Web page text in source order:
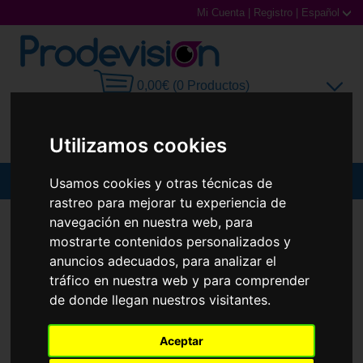
Utilizamos cookies
Usamos cookies y otras técnicas de
rastreo para mejorar tu experiencia de
navegación en nuestra web, para
mostrarte contenidos personalizados y
anuncios adecuados, para analizar el
tráfico en nuestra web y para comprender
de donde llegan nuestros visitantes.
Aceptar
Mi Cuenta Registro Español
0,00€ (0 Productos)
Gafas de Sol
Gafas Graduadas
Gafas Deportivas
Lentillas
GAFAS DE SOL RAY-BAN RB4458D
Nuevo